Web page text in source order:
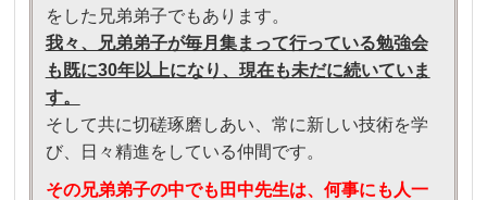
をした兄弟弟子でもあります。
我々、兄弟弟子が毎月集まって行っている勉強会
も既に30年以上になり、現在も未だに続いていま
す。
そして共に切磋琢磨しあい、常に新しい技術を学
び、日々精進をしている仲間です。
その兄弟弟子の中でも田中先生は、何事にも人一